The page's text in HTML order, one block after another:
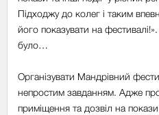
Підходжу до колег і таким
його показувати на
було…
Організувати Мандрівний
непростим завданням. Адже
приміщення та дозвіл на